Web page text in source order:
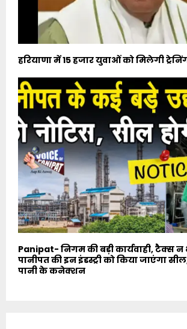
हरियाणा में 15 हजार युवाओं को मिलेगी
Panipat- निगम की बड़ी कार्यवाही, टैक्स न
पानीपत की इन इंडस्ट्री को किया जाएंगा
पानी के कनेक्शन